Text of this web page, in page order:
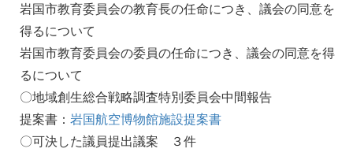
岩国市教育委員会の教育長の任命につき、議会の同意を
得るについて
岩国市教育委員会の委員の任命につき、議会の同意を得
るについて
〇地域創生総合戦略調査特別委員会中間報告
提案書： 岩国航空博物館施設提案書
〇可決した議員提出議案 ３件